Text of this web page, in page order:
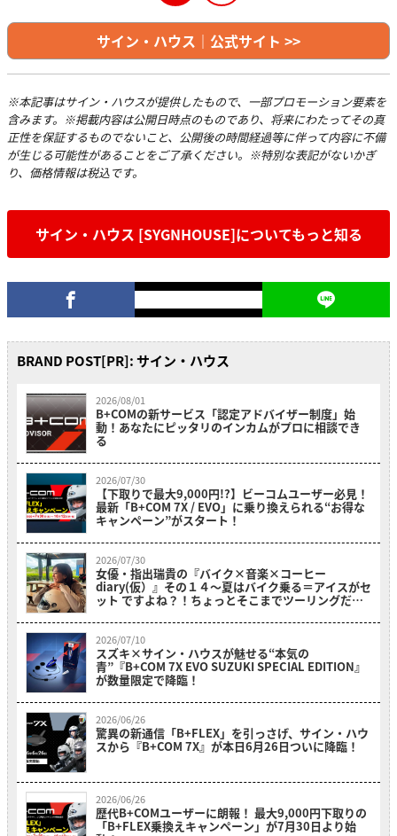
サイン・ハウス｜公式サイト >>
※本記事はサイン・ハウスが提供したもので、一部プロモーション要素を
含みます。※掲載内容は公開日時点のものであり、将来にわたってその真
正性を保証するものでないこと、公開後の時間経過等に伴って内容に不備
が生じる可能性があることをご了承ください。※特別な表記がないかぎ
り、価格情報は税込です。
サイン・ハウス [SYGNHOUSE]についてもっと知る
BRAND POST[PR]: サイン・ハウス
2026/08/01
B+COMの新サービス「認定アドバイザー制度」始
動！あなたにピッタリのインカムがプロに相談でき
る
2026/07/30
【下取りで最大9,000円!?】ビーコムユーザー必見！
最新「B+COM 7X / EVO」に乗り換えられる“お得な
キャンペーン”がスタート！
2026/07/30
女優・指出瑞貴の『バイク×音楽×コーヒー
diary(仮）』その１４〜夏はバイク乗る＝アイスがセ
ット ですよね？！ちょっとそこまでツーリングだ
2026/07/10
スズキ×サイン・ハウスが魅せる“本気の
青”『B+COM 7X EVO SUZUKI SPECIAL EDITION』
が数量限定で降臨！
2026/06/26
驚異の新通信「B+FLEX」を引っさげ、サイン・ハウ
スから『B+COM 7X』が本日6月26日ついに降臨！
2026/06/26
歴代B+COMユーザーに朗報！ 最大9,000円下取りの
「B+FLEX乗換えキャンペーン」が7月30日より始